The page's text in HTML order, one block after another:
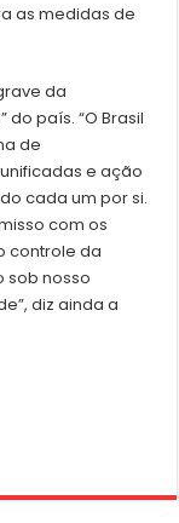
as medidas de
da
país. “O Brasil
de
e ação
cada um por si.
com os
controle da
sob nosso
diz ainda a